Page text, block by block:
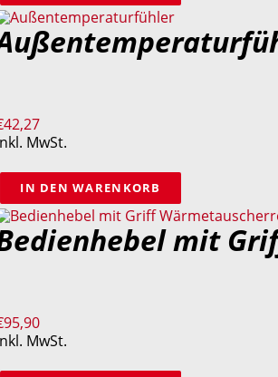
42,27
MwSt.
IN DEN WARENKORB
mit
95,90
MwSt.